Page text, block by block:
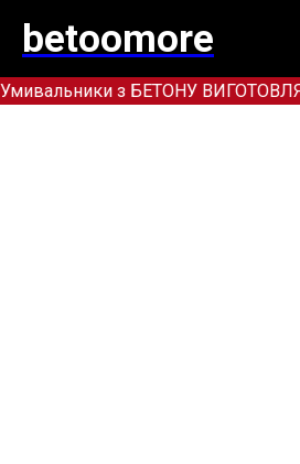
betoomore
з БЕТОНУ